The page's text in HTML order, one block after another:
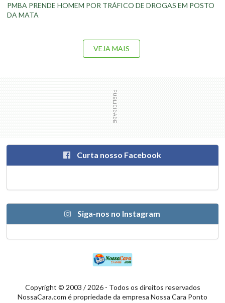
PMBA PRENDE HOMEM POR TRÁFICO DE DROGAS EM POSTO
DA MATA
VEJA MAIS
Curta nosso Facebook
Siga-nos no Instagram
Copyright © 2003 / 2026 - Todos os direitos reservados
NossaCara.com é propriedade da empresa Nossa Cara Ponto